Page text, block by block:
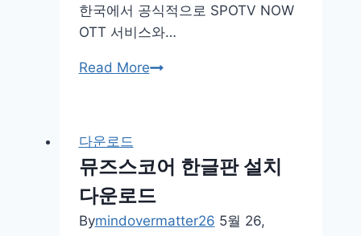
링
크
한국에서 공식적으로 SPOTV NOW
OTT 서비스와…
Read More2025
즈
중
계
다운로드
뮤즈스코어 한글판 설치
다운로드
Bymindovermatter26 5월 26,